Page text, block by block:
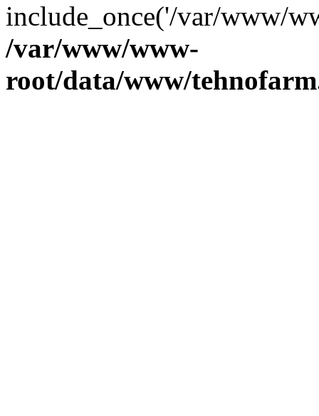
include_once('/var/www/
/var/www/www-
root/data/www/